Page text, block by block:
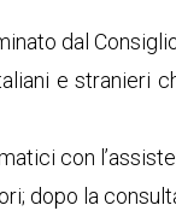
dal
e stranieri
con
dopo la